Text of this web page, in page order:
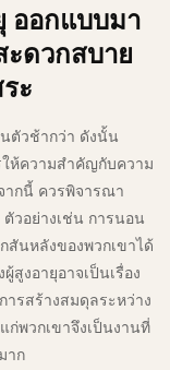
ออกแบบมา
ดวกสบาย
ะ
ตัวช้ากว่า ดังนั้น
ให้ความสำคัญกับความ
ากนี้ ควรพิจารณา
วอย่างเช่น การนอน
นหลังของพวกเขาได้
งอายุอาจเป็นเรื่อง
รสร้างสมดุลระหว่าง
พวกเขาจึงเป็นงานที่
าก